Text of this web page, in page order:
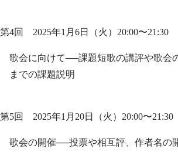
第4回 2025年1月6日（火）20:00〜21:30
歌会に向けて──課題短歌の講評や歌会
までの課題説明
第5回 2025年1月20日（火）20:00〜21:30
歌会の開催──投票や相互評、作者名の